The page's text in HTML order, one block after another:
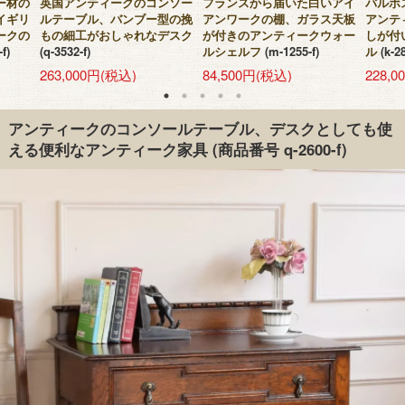
ギリ
クの
f)
ルテーブル、バンブー型の挽
もの細工がおしゃれなデスク
(q-3532-f)
263,000円(税込)
アンワークの棚、ガラス天板
が付きのアンティークウォー
ルシェルフ (m-1255-f)
84,500円(税込)
アンテ
しが
ル (k-
アンティークのコンソールテーブル、デスクとしても使
える便利なアンティーク家具(商品番号 q-2600-f)